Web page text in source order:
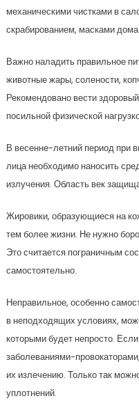
механическими чистками в
скрабированием, масками дома.
Важно наладить правильное
животные жары, солености,
Рекомендовано вести
посильной физической
В весенне-летний период при
лица необходимо наносить
излучения. Область век
Жировики, образующиеся на
тем более жизни. Не нужно
Это считается пограничным
самостоятельно.
Неправильное, особенно
в неподходящих условиях,
которыми будет непросто.
заболеваниями-
их излечению. Только так
уплотнений.